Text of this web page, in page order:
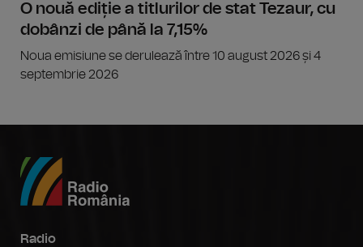
O nouă ediție a titlurilor de stat Tezaur, cu
dobânzi de până la 7,15%
Noua emisiune se derulează între 10 august 2026 și 4
septembrie 2026
Radio